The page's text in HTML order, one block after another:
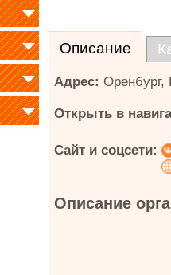
Описание
Адрес: Оренбург,
Открыть в
Сайт и соцсети:
Описание